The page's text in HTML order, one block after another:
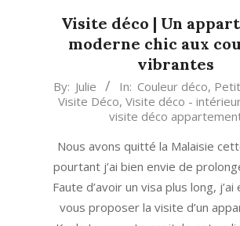
Visite déco | Un
moderne chic aux
vibrantes
2023-
09-
By: Julie In: Couleur déco,
Visite Déco, Visite déco -
visite déco
Nous avons quitté la Malaisie
pourtant j’ai bien envie de
Faute d’avoir un visa plus long, j’ai
vous proposer la visite d’un